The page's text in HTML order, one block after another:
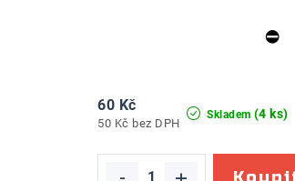
Skladem (4 ks)
50 Kč bez DPH
60 Kč